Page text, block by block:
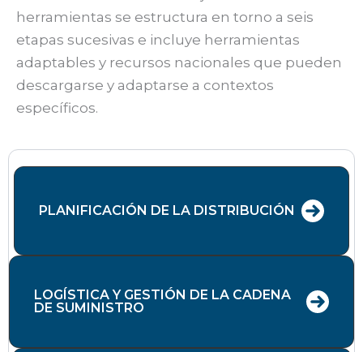
herramientas se estructura en torno a seis
etapas sucesivas e incluye herramientas
adaptables y recursos nacionales que pueden
descargarse y adaptarse a contextos
específicos.
PLANIFICACIÓN DE LA DISTRIBUCIÓN
LOGÍSTICA Y GESTIÓN DE LA CADENA
DE SUMINISTRO